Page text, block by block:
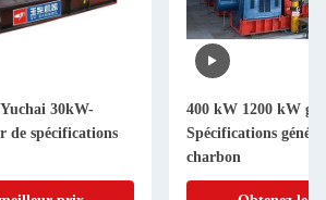
30kW-
de spécifications
400 kW 1200 kW
Spécifications
charbon